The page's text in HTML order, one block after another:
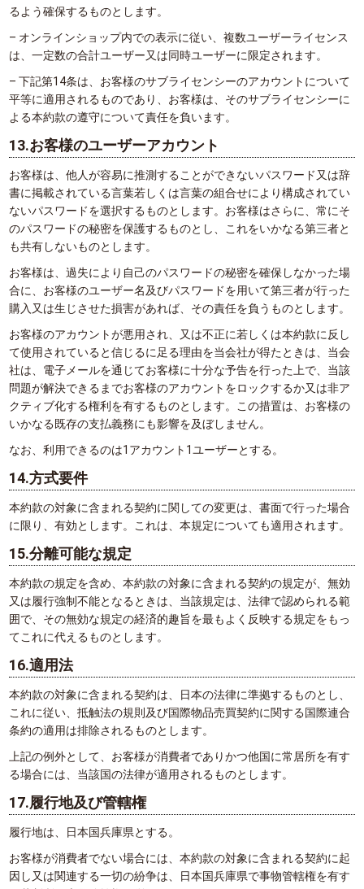
るよう確保するものとします。
– オンラインショップ内での表示に従い、複数ユーザーライセンス
は、一定数の合計ユーザー又は同時ユーザーに限定されます。
– 下記第14条は、お客様のサブライセンシーのアカウントについて
平等に適用されるものであり、お客様は、そのサブライセンシーに
よる本約款の遵守について責任を負います。
13.お客様のユーザーアカウント
お客様は、他人が容易に推測することができないパスワード又は辞
書に掲載されている言葉若しくは言葉の組合せにより構成されてい
ないパスワードを選択するものとします。お客様はさらに、常にそ
のパスワードの秘密を保護するものとし、これをいかなる第三者と
も共有しないものとします。
お客様は、過失により自己のパスワードの秘密を確保しなかった場
合に、お客様のユーザー名及びパスワードを用いて第三者が行った
購入又は生じさせた損害があれば、その責任を負うものとします。
お客様のアカウントが悪用され、又は不正に若しくは本約款に反し
て使用されていると信じるに足る理由を当会社が得たときは、当会
社は、電子メールを通じてお客様に十分な予告を行った上で、当該
問題が解決できるまでお客様のアカウントをロックするか又は非ア
クティブ化する権利を有するものとします。この措置は、お客様の
いかなる既存の支払義務にも影響を及ぼしません。
なお、利用できるのは1アカウント1ユーザーとする。
14.方式要件
本約款の対象に含まれる契約に関しての変更は、書面で行った場合
に限り、有効とします。これは、本規定についても適用されます。
15.分離可能な規定
本約款の規定を含め、本約款の対象に含まれる契約の規定が、無効
又は履行強制不能となるときは、当該規定は、法律で認められる範
囲で、その無効な規定の経済的趣旨を最もよく反映する規定をもっ
てこれに代えるものとします。
16.適用法
本約款の対象に含まれる契約は、日本の法律に準拠するものとし、
これに従い、抵触法の規則及び国際物品売買契約に関する国際連合
条約の適用は排除されるものとします。
上記の例外として、お客様が消費者でありかつ他国に常居所を有す
る場合には、当該国の法律が適用されるものとします。
17.履行地及び管轄権
履行地は、日本国兵庫県とする。
お客様が消費者でない場合には、本約款の対象に含まれる契約に起
因し又は関連する一切の紛争は、日本国兵庫県で事物管轄権を有す